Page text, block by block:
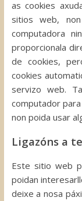
as cookies
sitios web,
computadora
proporcionala
de cookies,
cookies
servizo web.
computador
non poida usar
Ligazóns a
Este sitio web
poidan
deixe a nosa